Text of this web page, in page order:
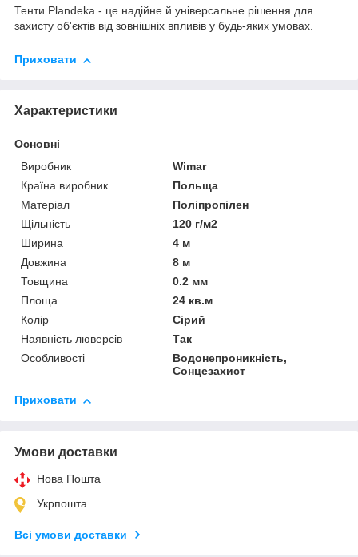
Тенти Plandeka - це надійне й універсальне рішення для
захисту об'єктів від зовнішніх впливів у будь-яких умовах.
Приховати
Характеристики
Основні
Виробник
Wimar
Країна виробник
Польща
Матеріал
Поліпропілен
Щільність
120 г/м2
Ширина
4 м
Довжина
8 м
Товщина
0.2 мм
Площа
24 кв.м
Колір
Сірий
Наявність люверсів
Так
Особливості
Водонепроникність,
Сонцезахист
Приховати
Умови доставки
Нова Пошта
Укрпошта
Всі умови доставки